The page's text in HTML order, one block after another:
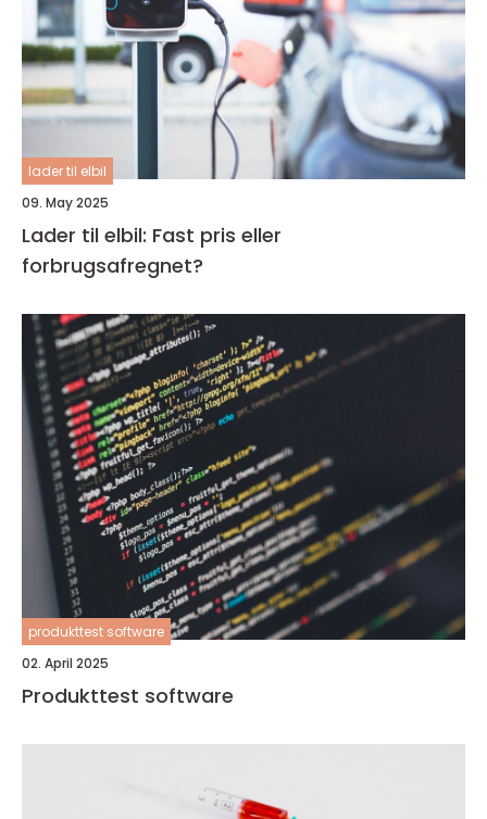
lader til elbil
09. May 2025
Lader til elbil: Fast pris eller
forbrugsafregnet?
produkttest software
02. April 2025
Produkttest software